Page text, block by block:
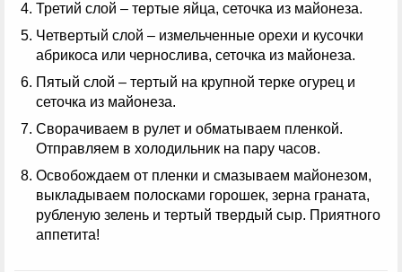
Третий слой – тертые яйца, сеточка из майонеза.
Четвертый слой – измельченные орехи и кусочки
абрикоса или чернослива, сеточка из майонеза.
Пятый слой – тертый на крупной терке огурец и
сеточка из майонеза.
Сворачиваем в рулет и обматываем пленкой.
Отправляем в холодильник на пару часов.
Освобождаем от пленки и смазываем майонезом,
выкладываем полосками горошек, зерна граната,
рубленую зелень и тертый твердый сыр. Приятного
аппетита!